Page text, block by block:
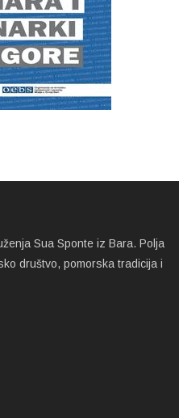
Sua Sponte iz Bara. Polja
društvo, pomorska tradicija i